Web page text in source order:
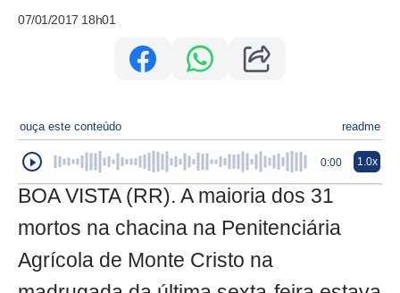
07/01/2017 18h01
ouça este conteúdo readme
0:00 1.0x
BOA VISTA (RR). A maioria dos 31
mortos na chacina na Penitenciária
Agrícola de Monte Cristo na